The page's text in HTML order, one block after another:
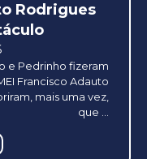
Rodrigues
e Pedrinho fizeram
Francisco Adauto
mais uma vez,
que ...